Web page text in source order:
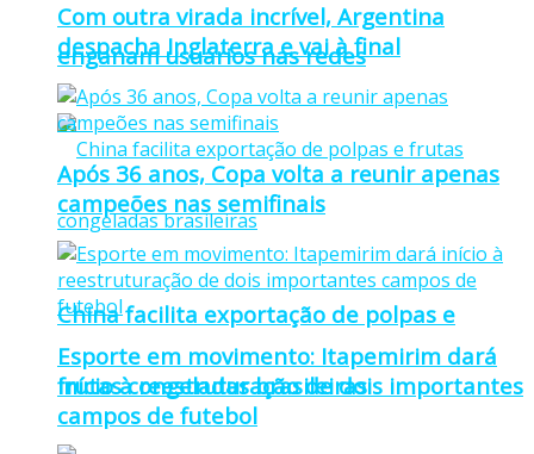
enganam usuários nas redes
China facilita exportação de polpas e
frutas congeladas brasileiras
Com outra virada incrível, Argentina
despacha Inglaterra e vai à final
Após 36 anos, Copa volta a reunir apenas
campeões nas semifinais
Esporte em movimento: Itapemirim dará
início à reestruturação de dois importantes
campos de futebol